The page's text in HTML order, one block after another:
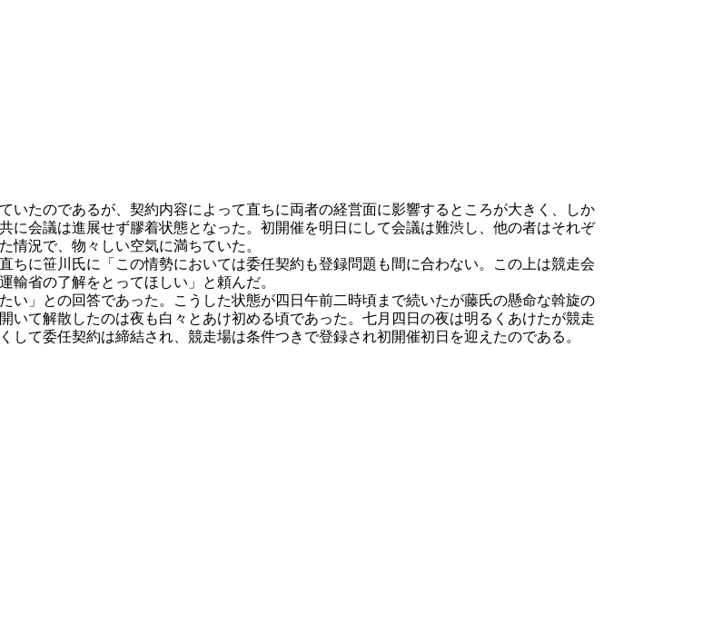
たのであるが、契約内容によって直ちに両者の経営面に影響するところが大きく、しか
に会議は進展せず膠着状態となった。初開催を明日にして会議は難渋し、他の者はそれぞ
情況で、物々しい空気に満ちていた。
に笹川氏に「この情勢においては委任契約も登録問題も間に合わない。この上は競走会
輸省の了解をとってほしい」と頼んだ。
」との回答であった。こうした状態が四日午前二時頃まで続いたが藤氏の懸命な斡旋の
いて解散したのは夜も白々とあけ初める頃であった。七月四日の夜は明るくあけたが競走
て委任契約は締結され、競走場は条件つきで登録され初開催初日を迎えたのである。